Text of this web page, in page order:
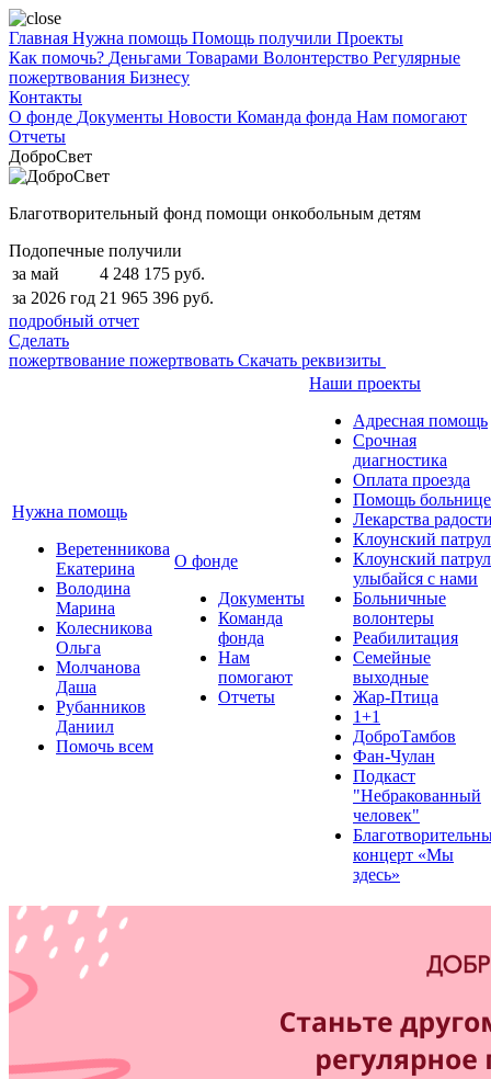
Главная Нужна помощь Помощь получили Проекты
Как помочь? Деньгами Товарами Волонтерство Регулярные
пожертвования Бизнесу
Контакты
О фонде Документы Новости Команда фонда Нам помогают
Отчеты
ДоброСвет
Благотворительный фонд помощи онкобольным детям
Подопечные получили
за май
4 248 175 руб.
за 2026 год 21 965 396 руб.
подробный отчет
Сделать
пожертвование пожертвовать Скачать реквизиты
Нужна помощь
Веретенникова
Екатерина
Володина
Марина
Колесникова
Ольга
Молчанова
Даша
Рубанников
Даниил
Помочь всем
О фонде
Документы
Команда
фонда
Нам
помогают
Отчеты
Наши проекты
Адресная помощь
Срочная
диагностика
Оплата проезда
Помощь больнице
Лекарства
Клоунский
Клоунский
улыбайся с нами
Больничные
волонтеры
Реабилитация
Семейные
выходные
Жар-Птица
1+1
ДоброТамбов
Фан-Чулан
Подкаст
"Небракованный
человек"
концерт «Мы
здесь»